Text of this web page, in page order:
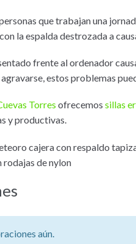
que trabajan una
con la espalda destrozada a
frente al ordenador
estos problemas
Torres ofrecemossillas
y productivas.
cajera con respaldo
rodajas de nylon
aún.